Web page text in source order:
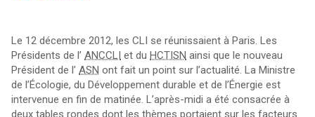
Le 12 décembre 2012, les CLI se réunissaient à Paris. Les
Présidents de l’ ANCCLI et du HCTISN ainsi que le nouveau
Président de l’ ASN ont fait un point sur l’actualité. La Ministre
de l’Écologie, du Développement durable et de l’Énergie est
intervenue en fin de matinée. L’après-midi a été consacrée à
deux tables rondes dont les thèmes portaient sur les facteurs